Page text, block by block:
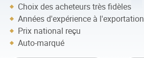
Choix des acheteurs très fidèles
Années d'expérience à l'exportation
Prix national reçu
Auto-marqué